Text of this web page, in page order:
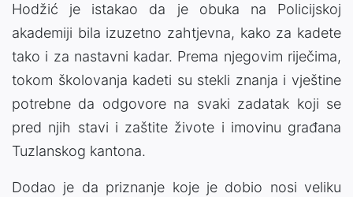
Hodžić je istakao da je obuka na Policijskoj
akademiji bila izuzetno zahtjevna, kako za kadete
tako i za nastavni kadar. Prema njegovim riječima,
tokom školovanja kadeti su stekli znanja i vještine
potrebne da odgovore na svaki zadatak koji se
pred njih stavi i zaštite živote i imovinu građana
Tuzlanskog kantona.
Dodao je da priznanje koje je dobio nosi veliku